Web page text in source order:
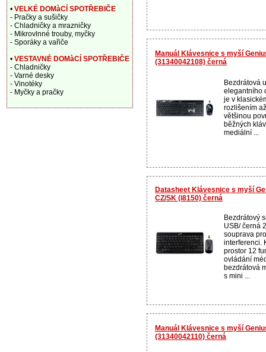
Manuál Klávesnice s myší
(31340042108) černá
Bezdrátová
elegantního
je v
rozlišením
většinou
běžných
mediální ...
Datasheet Klávesnice s myší
CZ/SK (i8150) černá
Bezdrátový
USB/ černá
souprava
interferenci.
prostor 12
ovládání
bezdrátová
s mini ...
Manuál Klávesnice s myší
(31340042110) černá
• VELKÉ DOMàCÍ SPOTŘEBIČE
- Pračky a sušičky
- Chladničky a mrazničky
- Mikrovlnné trouby, myčky
- Sporáky a vařiče
• VESTAVNÉ DOMàCÍ SPOTŘEBIČE
- Chladničky
- Varné desky
- Vinotéky
- Myčky a pračky